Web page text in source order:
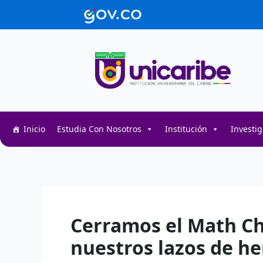
Inicio Estudia Con Nosotros Institución
Cerramos el Math
nuestros lazos de